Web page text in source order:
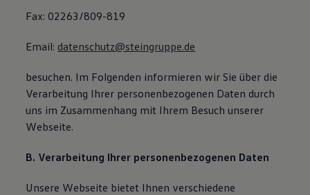
Fax: 02263/809-819
Email: datenschutz@steingruppe.de
besuchen. Im Folgenden informieren wir Sie über die
Verarbeitung Ihrer personenbezogenen Daten durch
uns im Zusammenhang mit Ihrem Besuch unserer
Webseite.
B. Verarbeitung Ihrer personenbezogenen Daten
Unsere Webseite bietet Ihnen verschiedene